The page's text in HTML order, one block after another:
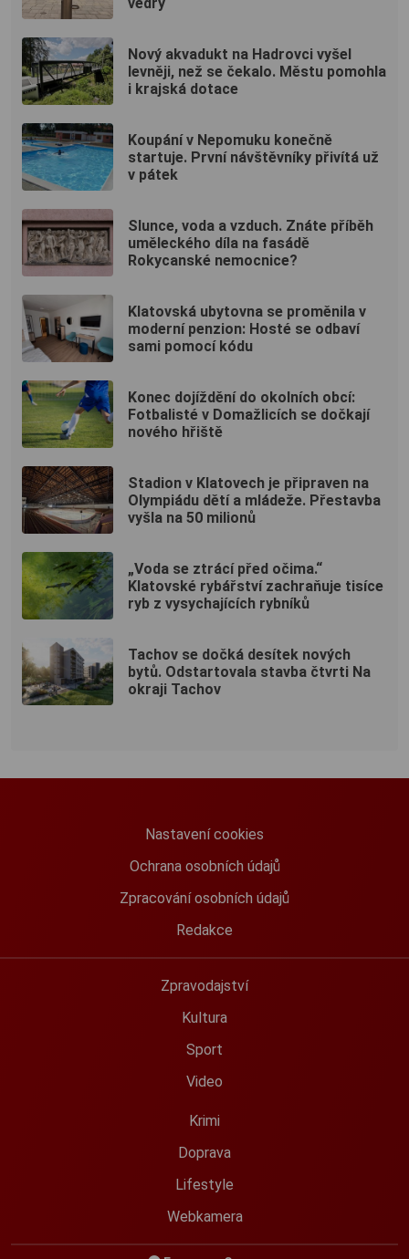
Nový akvadukt na Hadrovci vyšel
levněji, než se čekalo. Městu pomohla
i krajská dotace
Koupání v Nepomuku konečně
startuje. První návštěvníky přivítá už
v pátek
Slunce, voda a vzduch. Znáte příběh
uměleckého díla na fasádě
Rokycanské nemocnice?
Klatovská ubytovna se proměnila v
moderní penzion: Hosté se odbaví
sami pomocí kódu
Konec dojíždění do okolních obcí:
Fotbalisté v Domažlicích se dočkají
nového hřiště
Stadion v Klatovech je připraven na
Olympiádu dětí a mládeže. Přestavba
vyšla na 50 milionů
„Voda se ztrácí před očima.“
Klatovské rybářství zachraňuje tisíce
ryb z vysychajících rybníků
Tachov se dočká desítek nových
bytů. Odstartovala stavba čtvrti Na
okraji Tachov
Nastavení cookies
Ochrana osobních údajů
Zpracování osobních údajů
Redakce
Zpravodajství
Kultura
Sport
Video
Krimi
Doprava
Lifestyle
Webkamera